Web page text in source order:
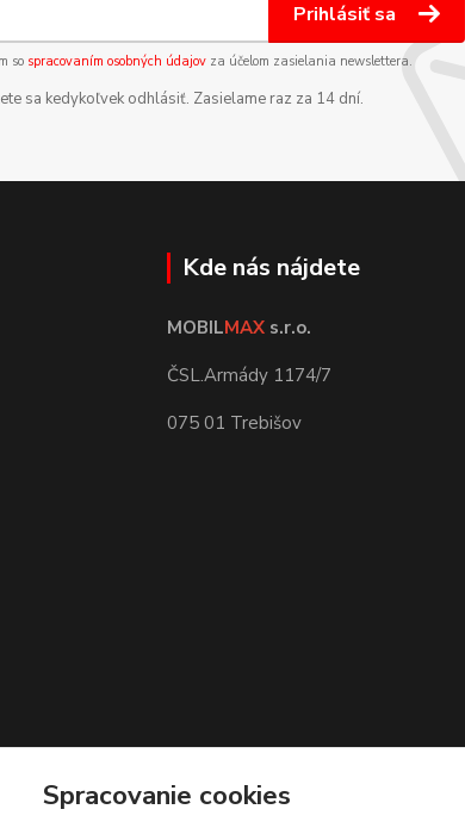
Prihlásiť sa
so spracovaním osobných údajovza účelom zasielania newslettera.
sa kedykoľvek odhlásiť. Zasielame raz za 14 dní.
Kde nás nájdete
MOBILMAX s.r.o.
ČSL.Armády 1174/7
075 01 Trebišov
Spracovanie cookies